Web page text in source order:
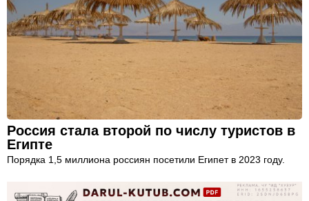
Россия стала второй по числу туристов в
Египте
Порядка 1,5 миллиона россиян посетили Египет в 2023 году.